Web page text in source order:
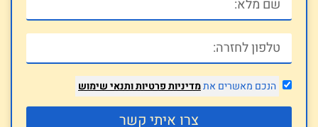
הנכם מאשרים אתמדיניות פרטיותותנאי שימוש
צרו איתי קשר